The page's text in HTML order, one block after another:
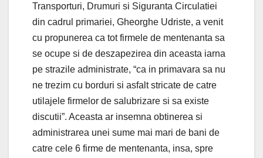
Transporturi, Drumuri si Siguranta Circulatiei
din cadrul primariei, Gheorghe Udriste, a venit
cu propunerea ca tot firmele de mentenanta sa
se ocupe si de deszapezirea din aceasta iarna
pe strazile administrate, “ca in primavara sa nu
ne trezim cu borduri si asfalt stricate de catre
utilajele firmelor de salubrizare si sa existe
discutii”. Aceasta ar insemna obtinerea si
administrarea unei sume mai mari de bani de
catre cele 6 firme de mentenanta, insa, spre